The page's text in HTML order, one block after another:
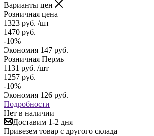
Варианты цен
Розничная цена
1323 руб. /шт
1470 руб.
-10%
Экономия 147 руб.
Розничная Пермь
1131 руб. /шт
1257 руб.
-10%
Экономия 126 руб.
Подробности
Нет в наличии
Доставим 1-2 дня
Привезем товар с другого склада